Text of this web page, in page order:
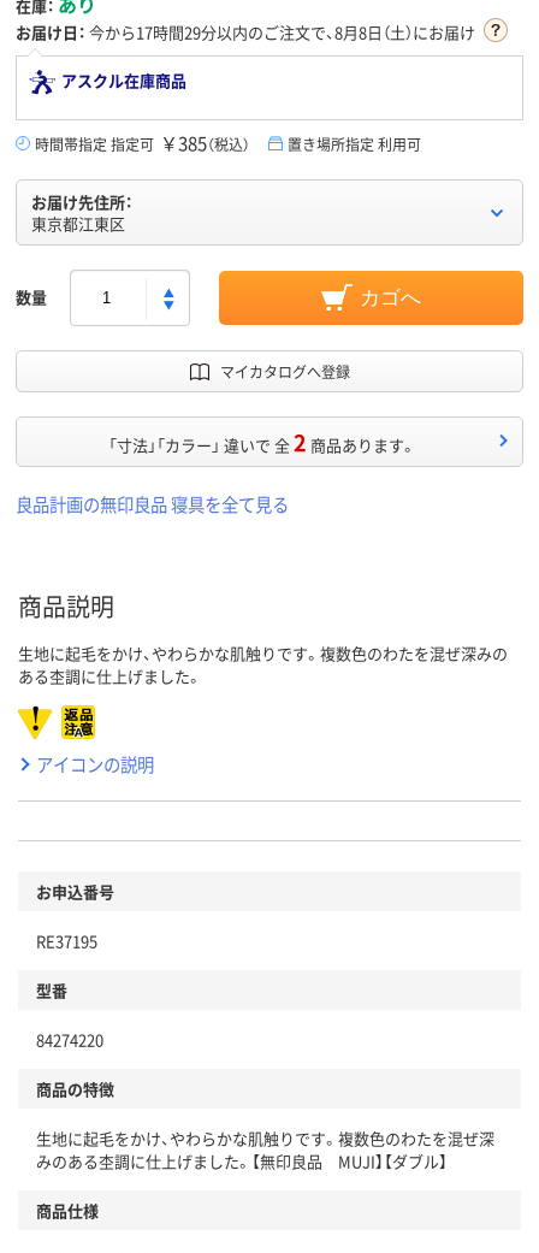
在庫：
お届け日： 今から17時間29分以内のご注文で、8月8日（土）にお届け
アスクル在庫商品
時間帯指定 指定可 ￥385（税込） 置き場所指定 利用可
お届け先住所：
東京都江東区
数量 カゴへ
マイカタログへ登録
「寸法」「カラー」 違いで 全2 商品あります。
良品計画の無印良品 寝具を全て見る
商品説明
生地に起毛をかけ、やわらかな肌触りです。複数色のわたを混ぜ深みの
ある杢調に仕上げました。
アイコンの説明
お申込番号
RE37195
型番
84274220
商品の特徴
生地に起毛をかけ、やわらかな肌触りです。複数色のわたを混ぜ深
みのある杢調に仕上げました。【無印良品 MUJI】【ダブル】
商品仕様